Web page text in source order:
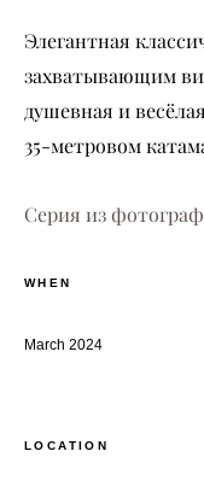
Элегантная
захватывающим
душевная и
35-метровом
Серия из
WHEN
March 2024
LOCATION